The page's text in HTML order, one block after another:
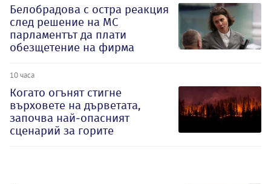
Белобрадова с остра реакция
след решение на МС
парламентът да плати
обезщетение на фирма
10 часа
Когато огънят стигне
върховете на дърветата,
започва най-опасният
сценарий за горите